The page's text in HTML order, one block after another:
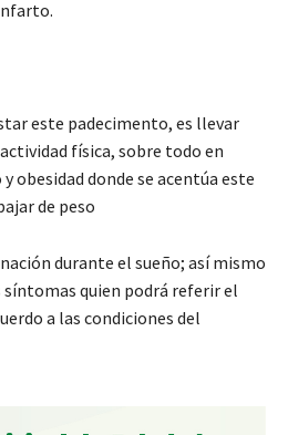
este padecimento, es llevar
física, sobre todo en
obesidad donde se acentúa este
de peso
durante el sueño; así mismo
quien podrá referir el
a las condiciones del